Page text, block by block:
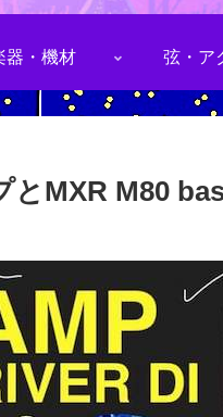
器・機材 弦・ア
とMXR M80